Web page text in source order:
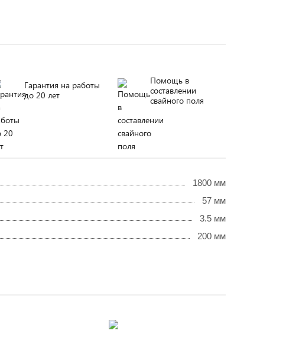
Гарантия на работы
до 20 лет
Помощь в
составлении
свайного поля
1800 мм
57 мм
3.5 мм
200 мм